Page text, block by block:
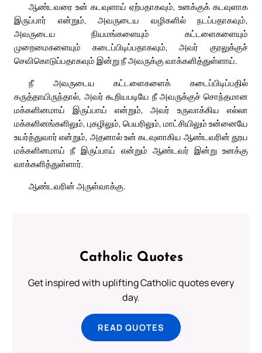
ஆண்டவரை உன் கடவுளாய் ஏற்பதாகவும், உனக்குக் கடவுளாக
இருப்பார் என்றும், அவருடைய வழிகளில் நடப்பதாகவும்,
அவருடைய நியமங்களையும் கட்டளைகளையும்
முறைமைகளையும் கடைப்பிடிப்பதாகவும், அவர் குரலுக்குச்
செவிகொடுப்பதாகவும் இன்று நீ அவருக்கு வாக்களித்துள்ளாய்.
நீ அவருடைய கட்டளைகளைக் கடைப்பிடிப்பதில்
கருத்தாயிருந்தால், அவர் கூறியபடியே நீ அவருக்குச் சொந்தமான
மக்களினமாய் இருப்பாய் என்றும், அவர் உருவாக்கிய எல்லா
மக்களினங்களிலும், புகழிலும், பெயரிலும், மாட்சியிலும் உன்னையே
உயர்த்துவார் என்றும், அதனால் உன் கடவுளாகிய ஆண்டவரின் தூய
மக்களினமாய் நீ இருப்பாய் என்றும் ஆண்டவர் இன்று உனக்கு
வாக்களித்துள்ளார்.
ஆண்டவரின் அருள்வாக்கு.
Catholic Quotes
Get inspired with uplifting Catholic quotes every
day.
READ QUOTES